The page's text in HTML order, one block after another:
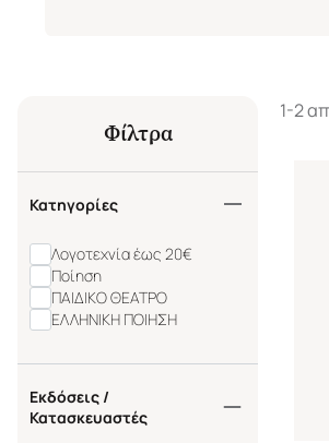
Φίλτρα
Κατηγορίες
Λογοτεχνία έως 20€
Ποίηση
ΠΑΙΔΙΚΟ ΘΕΑΤΡΟ
ΕΛΛΗΝΙΚΗ ΠΟΙΗΣΗ
Εκδόσεις /
Κατασκευαστές
1-2